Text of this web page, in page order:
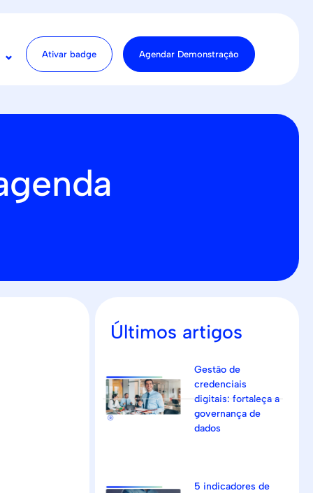
Ativar badge Agendar Demonstração
Últimos artigos
Gestão de
credenciais
digitais: fortaleça a
governança de
dados
5 indicadores de